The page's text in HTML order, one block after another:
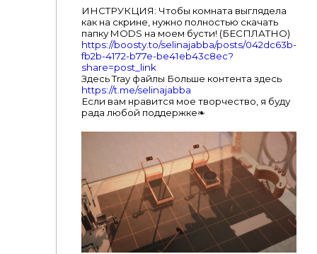
ИНСТРУКЦИЯ: Чтобы комната выглядела
как на скрине, нужно полностью скачать
папку MODS на моем бусти! (БЕСПЛАТНО)
https://boosty.to/selinajabba/posts/042dc63b-
fb2b-4172-b77e-be41eb43c8ec?
share=post_link
Здесь Tray файлы Больше контента здесь
https://t.me/selinajabba
Если вам нравится мое творчество, я буду
рада любой поддержке❧